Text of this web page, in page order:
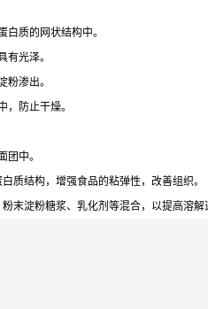
白质的网状结构中。
有光泽。
粉渗出。
，防止干燥。
团中。
质结构，增强食品的粘弹性，改善组织。
末淀粉糖浆、乳化剂等混合，以提高溶解